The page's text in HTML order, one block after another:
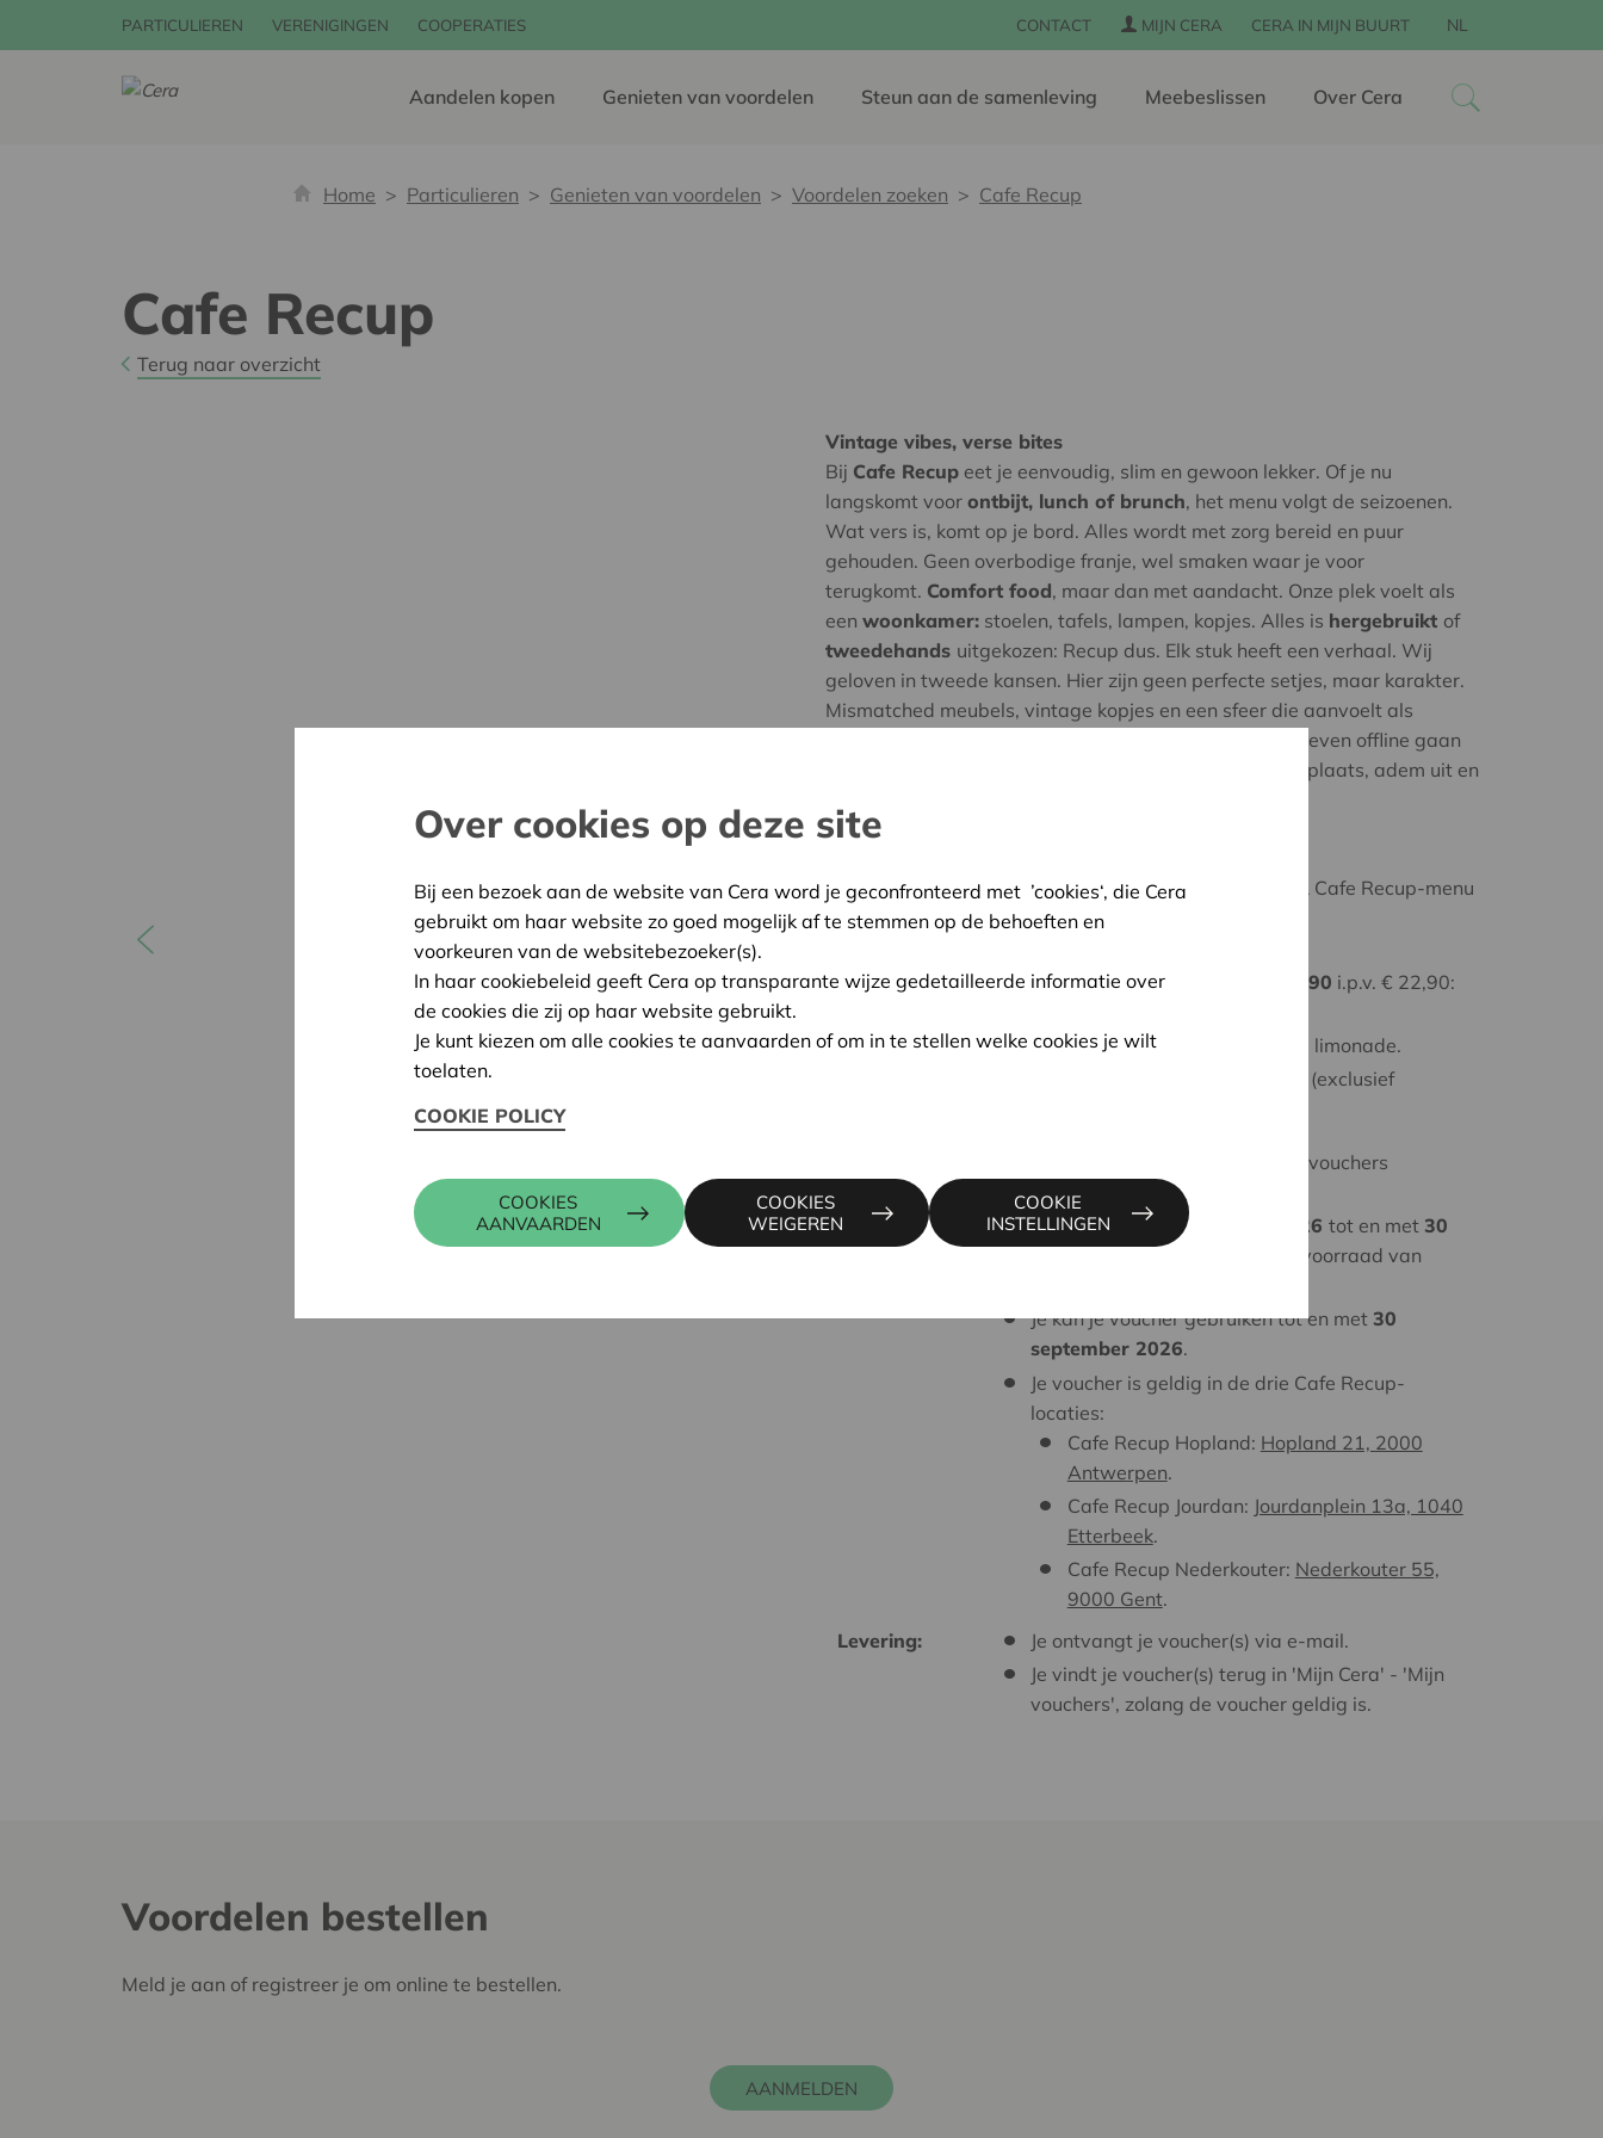
PARTICULIEREN VERENIGINGEN COOPERATIES CONTACT MIJN CERA CERA IN MIJN BUURT NL
Aandelen kopen Genieten van voordelen Steun aan de samenleving Meebeslissen Over Cera
Home Particulieren Genieten van voordelen Voordelen zoeken Cafe Recup
Cafe Recup
Terug naar overzicht
Vintage vibes, verse bites
Bij Cafe Recup eet je eenvoudig, slim en gewoon lekker. Of je nu
langskomt voor ontbijt, lunch of brunch, het menu volgt de seizoenen.
Wat vers is, komt op je bord. Alles wordt met zorg bereid en puur
gehouden. Geen overbodige franje, wel smaken waar je voor
terugkomt. Comfort food, maar dan met aandacht. Onze plek voelt als
een woonkamer: stoelen, tafels, lampen, kopjes. Alles is hergebruikt of
tweedehands uitgekozen: Recup dus. Elk stuk heeft een verhaal. Wij
geloven in tweede kansen. Hier zijn geen perfecte setjes, maar karakter.
Mismatched meubels, vintage kopjes en een sfeer die aanvoelt als
thuiskomen. Een plek waar je kan bijpraten of gewoon even offline gaan
met een goeie koffie in je hand. Dus kom binnen, neem plaats, adem uit en
Als Cera-vennoot geniet je40% kortingop een Cera & Cafe Recup-menu
in alle 3 Cafe Recup-locaties
Prijs: Menu Cera & Cafe Recup: € 13,90 i.p.v. € 22,90:
1 (verse) sap of homemade limonade.
1 warme drank naar keuze (exclusief
vouchers
bestellen.
Aanbod geldig van
11 mei 2026tot en met30
of zolang de voorraad van
Je kan je voucher gebruiken tot en met30
september 2026.
Je voucher is geldig in de drie Cafe Recup-
locaties:
Cafe Recup Hopland: Hopland 21, 2000
Antwerpen.
Cafe Recup Jourdan: Jourdanplein 13a, 1040
Etterbeek.
Cafe Recup Nederkouter: Nederkouter 55,
9000 Gent.
Levering:
Je ontvangt je voucher(s) via e-mail.
Je vindt je voucher(s) terug in 'Mijn Cera' - 'Mijn
vouchers', zolang de voucher geldig is.
Voordelen bestellen
Meld je aan of registreer je om online te bestellen.
AANMELDEN
Over cookies op deze site
Bij een bezoek aan de website van Cera word je geconfronteerd met ’cookies‘, die Cera
gebruikt om haar website zo goed mogelijk af te stemmen op de behoeften en
voorkeuren van de websitebezoeker(s).
In haar cookiebeleid geeft Cera op transparante wijze gedetailleerde informatie over
de cookies die zij op haar website gebruikt.
Je kunt kiezen om alle cookies te aanvaarden of om in te stellen welke cookies je wilt
toelaten.
COOKIE POLICY
COOKIES
AANVAARDEN
COOKIES
WEIGEREN
COOKIE
INSTELLINGEN